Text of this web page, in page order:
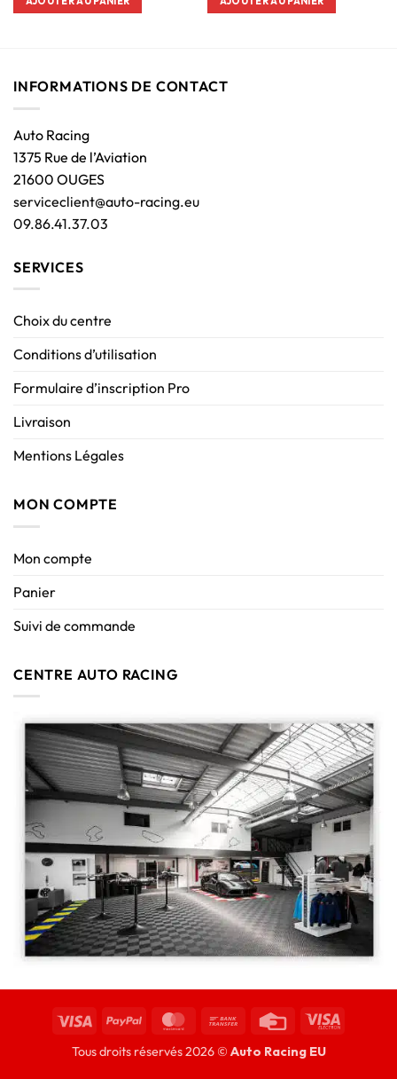
INFORMATIONS DE CONTACT
Auto Racing
1375 Rue de l’Aviation
21600 OUGES
serviceclient@auto-racing.eu
09.86.41.37.03
SERVICES
Choix du centre
Conditions d’utilisation
Formulaire d’inscription Pro
Livraison
Mentions Légales
MON COMPTE
Mon compte
Panier
Suivi de commande
CENTRE AUTO RACING
Tous droits réservés 2026 © Auto Racing EU